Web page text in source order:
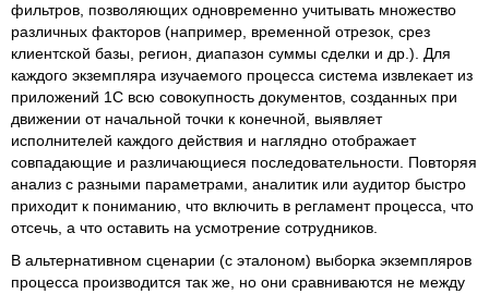
фильтров, позволяющих одновременно учитывать множество
различных факторов (например, временной отрезок, срез
клиентской базы, регион, диапазон суммы сделки и др.). Для
каждого экземпляра изучаемого процесса система извлекает из
приложений 1С всю совокупность документов, созданных при
движении от начальной точки к конечной, выявляет
исполнителей каждого действия и наглядно отображает
совпадающие и различающиеся последовательности. Повторяя
анализ с разными параметрами, аналитик или аудитор быстро
приходит к пониманию, что включить в регламент процесса, что
отсечь, а что оставить на усмотрение сотрудников.
В альтернативном сценарии (с эталоном) выборка экземпляров
процесса производится так же, но они сравниваются не между